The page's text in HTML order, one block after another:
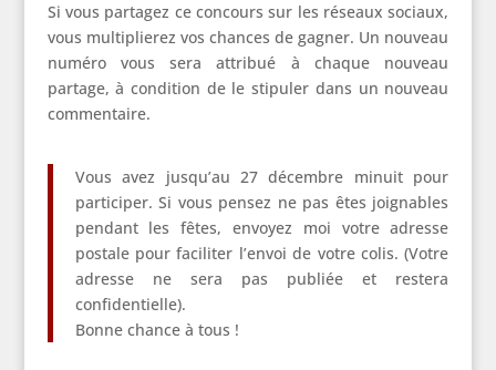
Si vous partagez ce concours sur les réseaux sociaux,
vous multiplierez vos chances de gagner. Un nouveau
numéro vous sera attribué à chaque nouveau
partage, à condition de le stipuler dans un nouveau
commentaire.
Vous avez jusqu’au 27 décembre minuit pour
participer. Si vous pensez ne pas êtes joignables
pendant les fêtes, envoyez moi votre adresse
postale pour faciliter l’envoi de votre colis. (Votre
adresse ne sera pas publiée et restera
confidentielle).
Bonne chance à tous !